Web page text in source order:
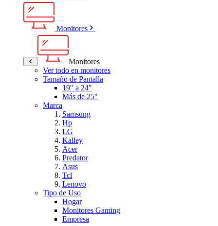
Monitores
Monitores
Ver todo en monitores
Tamaño de Pantalla
19" a 24"
Más de 25"
Marca
Samsung
Hp
LG
Kalley
Acer
Predator
Asus
Tcl
Lenovo
Tipo de Uso
Hogar
Monitores Gaming
Empresa